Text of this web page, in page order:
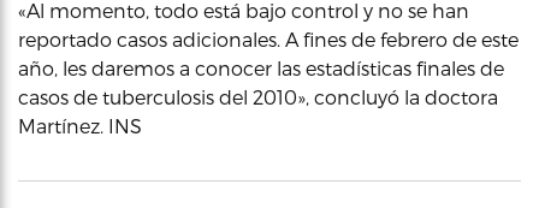
«Al momento, todo está bajo control y no se han
reportado casos adicionales. A fines de febrero de este
año, les daremos a conocer las estadísticas finales de
casos de tuberculosis del 2010», concluyó la doctora
Martínez. INS